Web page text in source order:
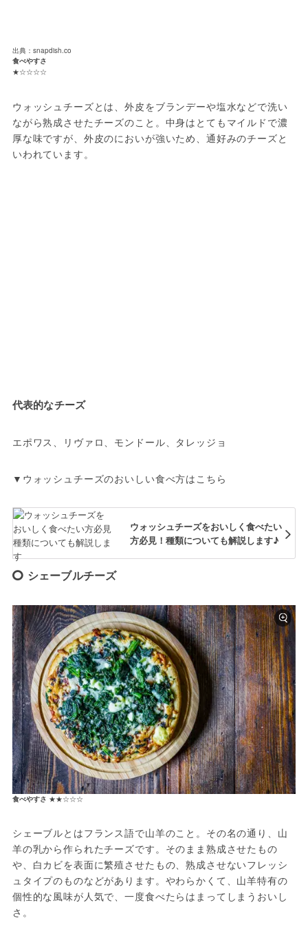
出典：snapdish.co
食べやすさ
★☆☆☆☆
ウォッシュチーズとは、外皮をブランデーや塩水などで洗い
ながら熟成させたチーズのこと。中身はとてもマイルドで濃
厚な味ですが、外皮のにおいが強いため、通好みのチーズと
いわれています。
代表的なチーズ
エポワス、リヴァロ、モンドール、タレッジョ
▼ウォッシュチーズのおいしい食べ方はこちら
ウォッシュチーズをおいしく食べたい
方必見！種類についても解説します♪
シェーブルチーズ
食べやすさ ★★☆☆☆
シェーブルとはフランス語で山羊のこと。その名の通り、山
羊の乳から作られたチーズです。そのまま熟成させたもの
や、白カビを表面に繁殖させたもの、熟成させないフレッシ
ュタイプのものなどがあります。やわらかくて、山羊特有の
個性的な風味が人気で、一度食べたらはまってしまうおいし
さ。